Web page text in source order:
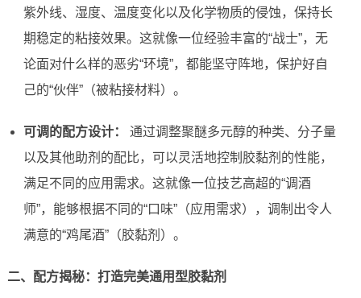
紫外线、湿度、温度变化以及化学物质的侵蚀，保持长
期稳定的粘接效果。这就像一位经验丰富的“战士”，无
论面对什么样的恶劣“环境”，都能坚守阵地，保护好自
己的“伙伴”（被粘接材料）。
可调的配方设计：
通过调整聚醚多元醇的种类、分子量
以及其他助剂的配比，可以灵活地控制胶黏剂的性能，
满足不同的应用需求。这就像一位技艺高超的“调酒
师”，能够根据不同的“口味”（应用需求），调制出令人
满意的“鸡尾酒”（胶黏剂）。
二、配方揭秘：打造完美通用型胶黏剂